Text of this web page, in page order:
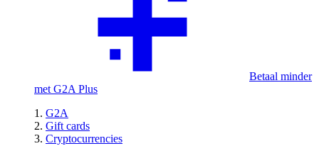
Betaal minder
met G2A Plus
G2A
Gift cards
Cryptocurrencies